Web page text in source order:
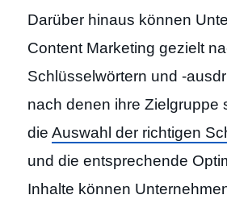
Darüber hinaus können
Content Marketing gezielt
Schlüsselwörtern und -
nach denen ihre Zielgruppe
die Auswahl der richtigen
und die entsprechende
Inhalte können